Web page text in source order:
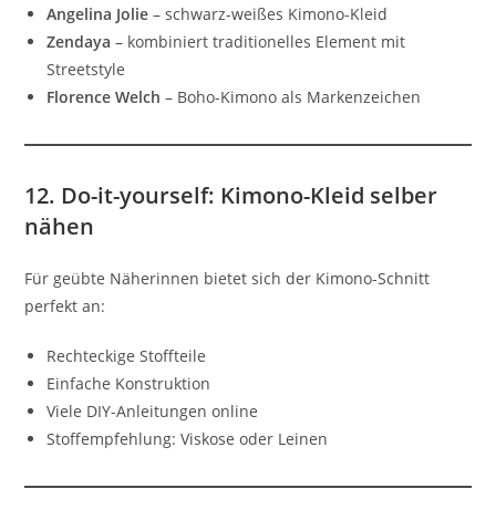
Angelina Jolie – schwarz-weißes Kimono-Kleid
Zendaya – kombiniert traditionelles Element mit
Streetstyle
Florence Welch – Boho-Kimono als Markenzeichen
12. Do-it-yourself: Kimono-Kleid selber
nähen
Für geübte Näherinnen bietet sich der Kimono-Schnitt
perfekt an:
Rechteckige Stoffteile
Einfache Konstruktion
Viele DIY-Anleitungen online
Stoffempfehlung: Viskose oder Leinen